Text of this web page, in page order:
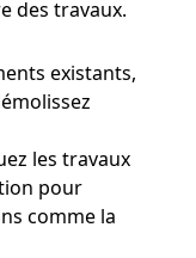
des travaux.
existants,
les travaux
pour
comme la